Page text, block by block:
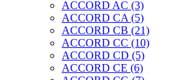
ACCORD AC (3)
ACCORD CA (5)
ACCORD CB (21)
ACCORD CC (10)
ACCORD CD (5)
ACCORD CE (6)